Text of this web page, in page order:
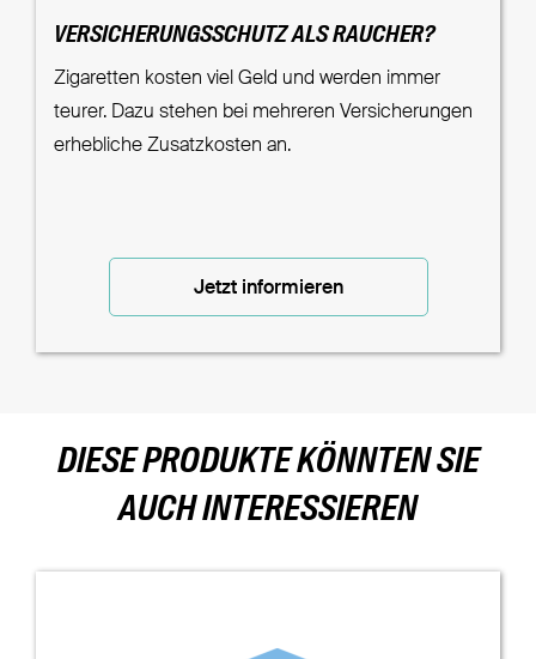
VERSICHERUNGSSCHUTZ ALS RAUCHER?
Zigaretten kosten viel Geld und werden immer
teurer. Dazu stehen bei mehreren Versicherungen
erhebliche Zusatzkosten an.
Jetzt informieren
DIESE PRODUKTE KÖNNTEN SIE
AUCH INTERESSIEREN